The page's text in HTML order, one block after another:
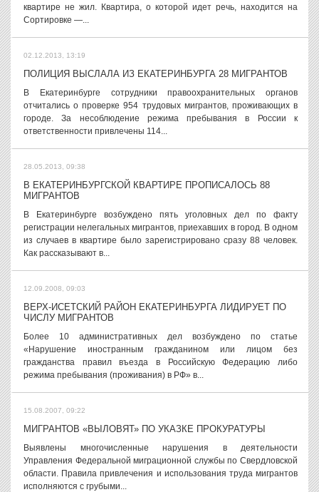
квартире не жил. Квартира, о которой идет речь, находится на
Сортировке —...
02.12.2013, 13:19
ПОЛИЦИЯ ВЫСЛАЛА ИЗ ЕКАТЕРИНБУРГА 28 МИГРАНТОВ
В Екатеринбурге сотрудники правоохранительных органов
отчитались о проверке 954 трудовых мигрантов, проживающих в
городе. За несоблюдение режима пребывания в России к
ответственности привлечены 114...
28.05.2013, 09:38
В ЕКАТЕРИНБУРГСКОЙ КВАРТИРЕ ПРОПИСАЛОСЬ 88
МИГРАНТОВ
В Екатеринбурге возбуждено пять уголовных дел по факту
регистрации нелегальных мигрантов, приехавших в город. В одном
из случаев в квартире было зарегистрировано сразу 88 человек.
Как рассказывают в...
12.09.2008, 09:03
ВЕРХ-ИСЕТСКИЙ РАЙОН ЕКАТЕРИНБУРГА ЛИДИРУЕТ ПО
ЧИСЛУ МИГРАНТОВ
Более 10 административных дел возбуждено по статье
«Нарушение иностранным гражданином или лицом без
гражданства правил въезда в Российскую Федерацию либо
режима пребывания (проживания) в РФ» в...
15.08.2007, 09:22
МИГРАНТОВ «ВЫЛОВЯТ» ПО УКАЗКЕ ПРОКУРАТУРЫ
Выявлены многочисленные нарушения в деятельности
Управления Федеральной миграционной службы по Свердловской
области. Правила привлечения и использования труда мигрантов
исполняются с грубыми...